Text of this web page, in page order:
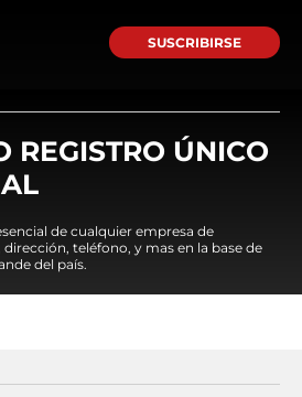
SUSCRIBIRSE
REGISTRO ÚNICO
de cualquier empresa de
teléfono, y mas en la base de
del país.